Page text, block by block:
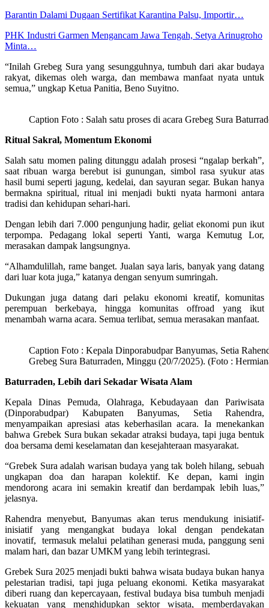
Barantin Dalami Dugaan Sertifikat Karantina Palsu, Importir…
PHK Industri Garmen Mengancam Jawa Tengah, Setya Arinugroho
Minta…
“Inilah Grebeg Sura yang sesungguhnya, tumbuh dari akar budaya
rakyat, dikemas oleh warga, dan membawa manfaat nyata untuk
semua,” ungkap Ketua Panitia, Beno Suyitno.
Caption Foto : Salah satu proses di acara Grebeg Sura
Ritual Sakral, Momentum Ekonomi
Salah satu momen paling ditunggu adalah prosesi “ngalap berkah”,
saat ribuan warga berebut isi gunungan, simbol rasa syukur atas
hasil bumi seperti jagung, kedelai, dan sayuran segar. Bukan hanya
bermakna spiritual, ritual ini menjadi bukti nyata harmoni antara
tradisi dan kehidupan sehari-hari.
Dengan lebih dari 7.000 pengunjung hadir, geliat ekonomi pun ikut
terpompa. Pedagang lokal seperti Yanti, warga Kemutug Lor,
merasakan dampak langsungnya.
“Alhamdulillah, rame banget. Jualan saya laris, banyak yang datang
dari luar kota juga,” katanya dengan senyum sumringah.
Dukungan juga datang dari pelaku ekonomi kreatif, komunitas
perempuan berkebaya, hingga komunitas offroad yang ikut
menambah warna acara. Semua terlibat, semua merasakan manfaat.
Caption Foto : Kepala Dinporabudpar Banyumas, Setia
Grebeg Sura Baturraden, Minggu (20/7/2025). (Foto :
Baturraden, Lebih dari Sekadar Wisata Alam
Kepala Dinas Pemuda, Olahraga, Kebudayaan dan Pariwisata
(Dinporabudpar) Kabupaten Banyumas, Setia Rahendra,
menyampaikan apresiasi atas keberhasilan acara. Ia menekankan
bahwa Grebek Sura bukan sekadar atraksi budaya, tapi juga bentuk
doa bersama demi keselamatan dan kesejahteraan masyarakat.
“Grebek Sura adalah warisan budaya yang tak boleh hilang, sebuah
ungkapan doa dan harapan kolektif. Ke depan, kami ingin
mendorong acara ini semakin kreatif dan berdampak lebih luas,”
jelasnya.
Rahendra menyebut, Banyumas akan terus mendukung inisiatif-
inisiatif yang mengangkat budaya lokal dengan pendekatan
inovatif, termasuk melalui pelatihan generasi muda, panggung seni
malam hari, dan bazar UMKM yang lebih terintegrasi.
Grebek Sura 2025 menjadi bukti bahwa wisata budaya bukan hanya
pelestarian tradisi, tapi juga peluang ekonomi. Ketika masyarakat
diberi ruang dan kepercayaan, festival budaya bisa tumbuh menjadi
kekuatan yang menghidupkan sektor wisata, memberdayakan